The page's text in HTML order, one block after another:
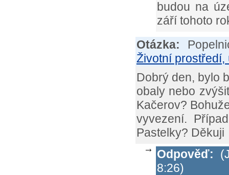
budou na
září tohoto
Otázka:
Životní prostředí,
Dobrý den, bylo
obaly nebo
Kačerov?
vyvezení.
Pastelky? Děkuji
Odpověď:
8:26)